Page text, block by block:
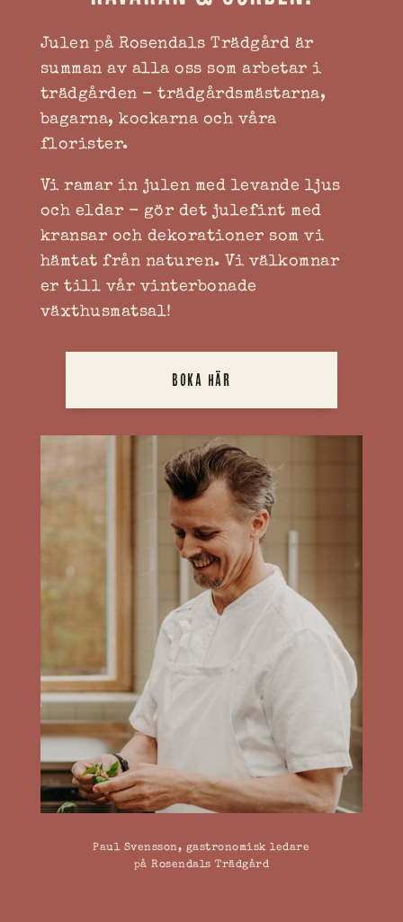
Julen på Rosendals Trädgård är
summan av alla oss som arbetar i
trädgården - trädgårdsmästarna,
bagarna, kockarna och våra
florister.
Vi ramar in julen med levande ljus
och eldar - gör det julefint med
kransar och dekorationer som vi
hämtat från naturen. Vi välkomnar
er till vår vinterbonade
växthusmatsal!
BOKA HÄR
Paul Svensson, gastronomisk ledare
på Rosendals Trädgård